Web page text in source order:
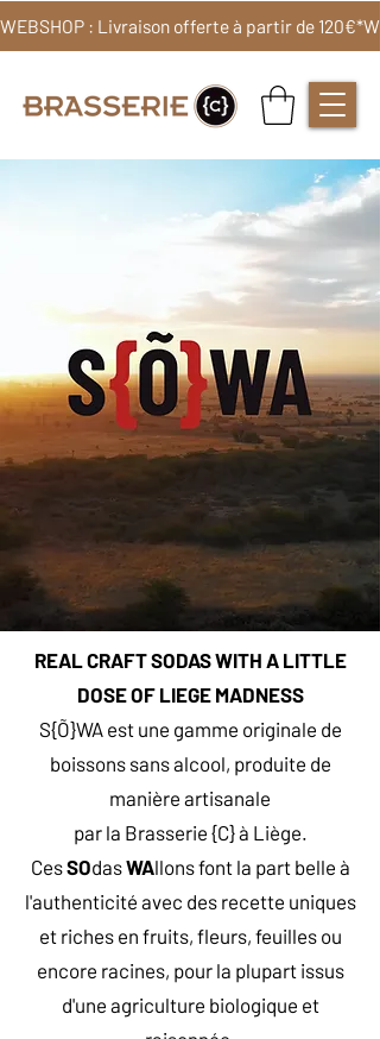
WEBSHOP : Livraison offerte à partir de 120€*
REAL CRAFT SODAS WITH A LITTLE
DOSE OF LIEGE MADNESS
S{Õ}WA est une gamme originale de
boissons sans alcool, produite de
manière artisanale
par la Brasserie {C} à Liège.
CesSOdasWAllons font la part belle à
l'authenticité avec des recette uniques
et riches en fruits, fleurs, feuilles ou
encore racines, pour la plupart issus
d'une agriculture biologique et